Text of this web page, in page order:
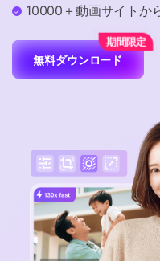
【簡単】
AI 機能
オンライ
動画・音
操作ガイド
動画関連のコツ
特集ページ
サポート
バージョン履歴
search
10000＋動画サイトか
無料ダウンロード